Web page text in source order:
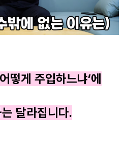
떻게 주입하느냐’에
달라집니다.